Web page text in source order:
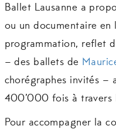
Ballet Lausanne a
ou un documentaire en
programmation, reflet
– des ballets de
chorégraphes invités –
400’000 fois à travers
Pour accompagner la